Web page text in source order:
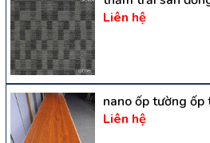
Liên hệ
nano ốp tường ốp
Liên hệ